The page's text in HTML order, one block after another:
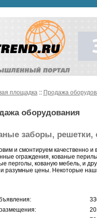
площадка:: Продажа
оборудования
заборы, решетки,
и смонтируем качественно
ограждения, кованые
перголы, кованую мебель, и
и разумные цены. Некоторые